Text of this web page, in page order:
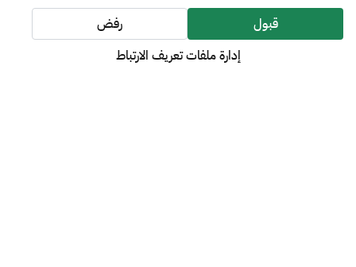
المنصة الوطنية
منصة تفاعل
قبول
رفض
إدارة ملفات تعريف الارتباط